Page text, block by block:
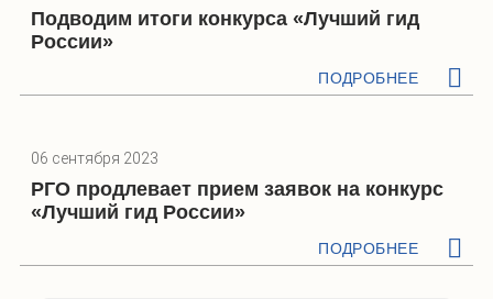
Подводим итоги конкурса «Лучший гид
России»
ПОДРОБНЕЕ
06 сентября 2023
РГО продлевает прием заявок на конкурс
«Лучший гид России»
ПОДРОБНЕЕ